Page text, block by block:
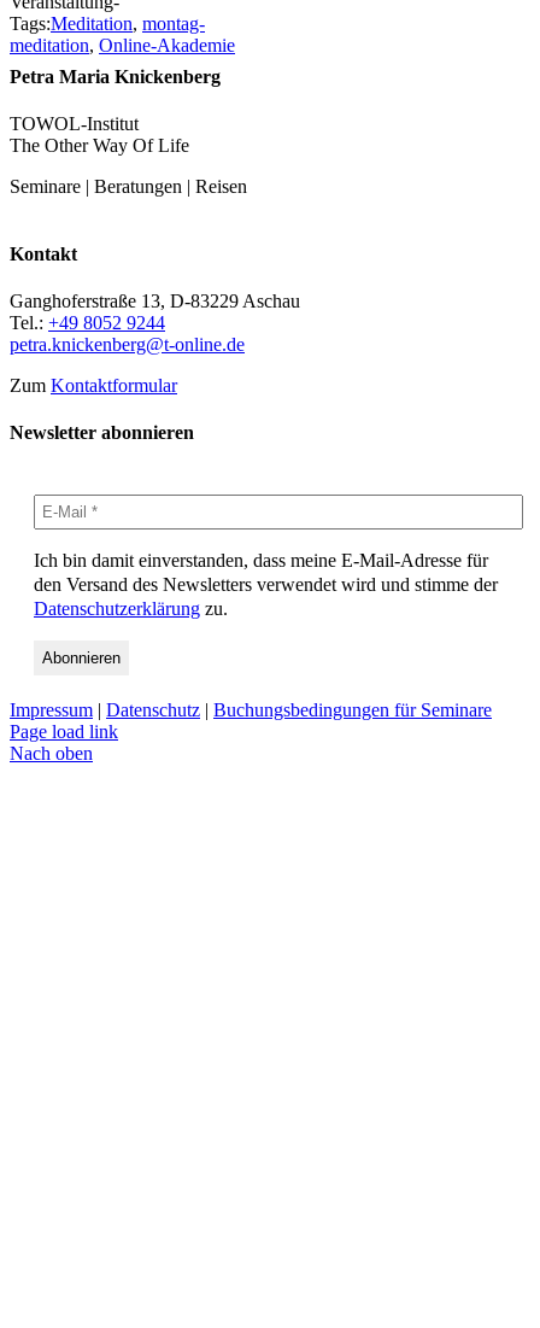
Tags:Meditation, montag-
meditation, Online-Akademie
Petra Maria Knickenberg
TOWOL-Institut
The Other Way Of Life
Seminare | Beratungen | Reisen
Kontakt
Ganghoferstraße 13, D-83229 Aschau
Tel.: +49 8052 9244
petra.knickenberg@t-online.de
Zum Kontaktformular
Newsletter abonnieren
Ich bin damit einverstanden, dass meine E-Mail-Adresse für
den Versand des Newsletters verwendet wird und stimme der
Datenschutzerklärung zu.
Impressum | Datenschutz | Buchungsbedingungen für Seminare
Page load link
Nach oben